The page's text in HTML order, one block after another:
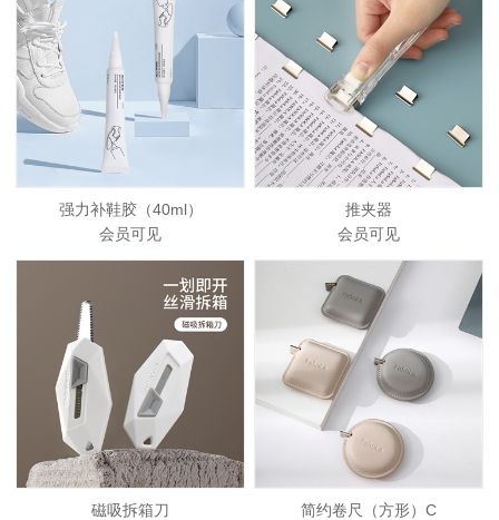
强力补鞋胶（40ml）
会员可见
推夹器
会员可见
磁吸拆箱刀
简约卷尺（方形）C